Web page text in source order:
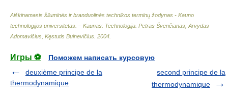
Aiškinamasis šiluminės ir branduolinės technikos terminų žodynas - Kauno
technologijos universitetas. – Kaunas: Technologija Petras Švenčianas, Arvydas
Adomavičius, Kęstutis Buinevičius 2004
Игры ⚽
Поможем написать курсовую
deuxième principe de la
thermodynamique
second principe de la
thermodynamique